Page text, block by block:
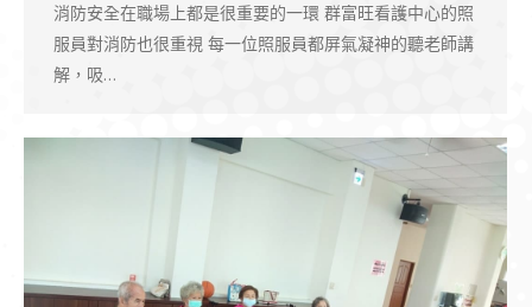
消防安全在職場上都是很重要的一環 群富旺看護中心的照
服員對消防也很重視 每一位照服員都屏氣凝神的聽老師講
解，吸…